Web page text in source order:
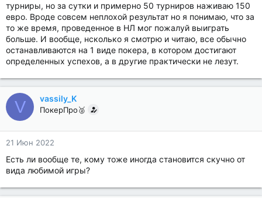
турниры, но за сутки и примерно 50 турниров наживаю 150
евро. Вроде совсем неплохой результат но я понимаю, что за
то же время, проведенное в НЛ мог пожалуй выиграть
больше. И вообще, нсколько я смотрю и читаю, все обычно
останавливаются на 1 виде покера, в котором достигают
определенных успехов, а в другие практически не лезут.
V vassily_K
ПокерПро🥈
21 Июн 2022
Есть ли вообще те, кому тоже иногда становится скучно от
вида любимой игры?